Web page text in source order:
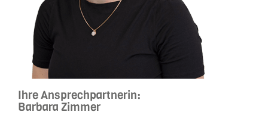
Ihre Ansprechpartnerin:
Barbara Zimmer